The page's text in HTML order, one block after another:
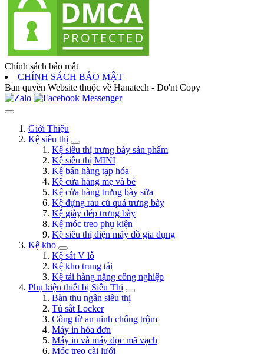
Chính sách bảo mật
CHÍNH SÁCH BẢO MẬT
Bản quyền Website thuộc về Hanatech - Do'nt Copy
Giới Thiệu
Kệ siêu thị
Kệ siêu thị trưng bày sản phẩm
Kệ siêu thị MINI
Kệ bán hàng tạp hóa
Kệ cửa hàng mẹ và bé
Kệ cửa hàng trưng bày sữa
Kệ đựng rau củ quả trưng bày
Kệ giày dép trưng bày
Kệ móc treo phụ kiện
Kệ siêu thị điện máy đồ gia dụng
Kệ kho
Kệ sắt V lỗ
Kệ kho trung tải
Kệ tải hàng nặng công nghiệp
Phụ kiện thiết bị Siêu Thị
Bàn thu ngân siêu thị
Tủ sắt Locker
Công từ an ninh chống trộm
Máy in hóa đơn
Máy in và máy đọc mã vạch
Móc treo cài lưới